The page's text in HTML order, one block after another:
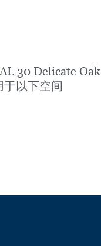
30 Delicate Oak
于以下空间